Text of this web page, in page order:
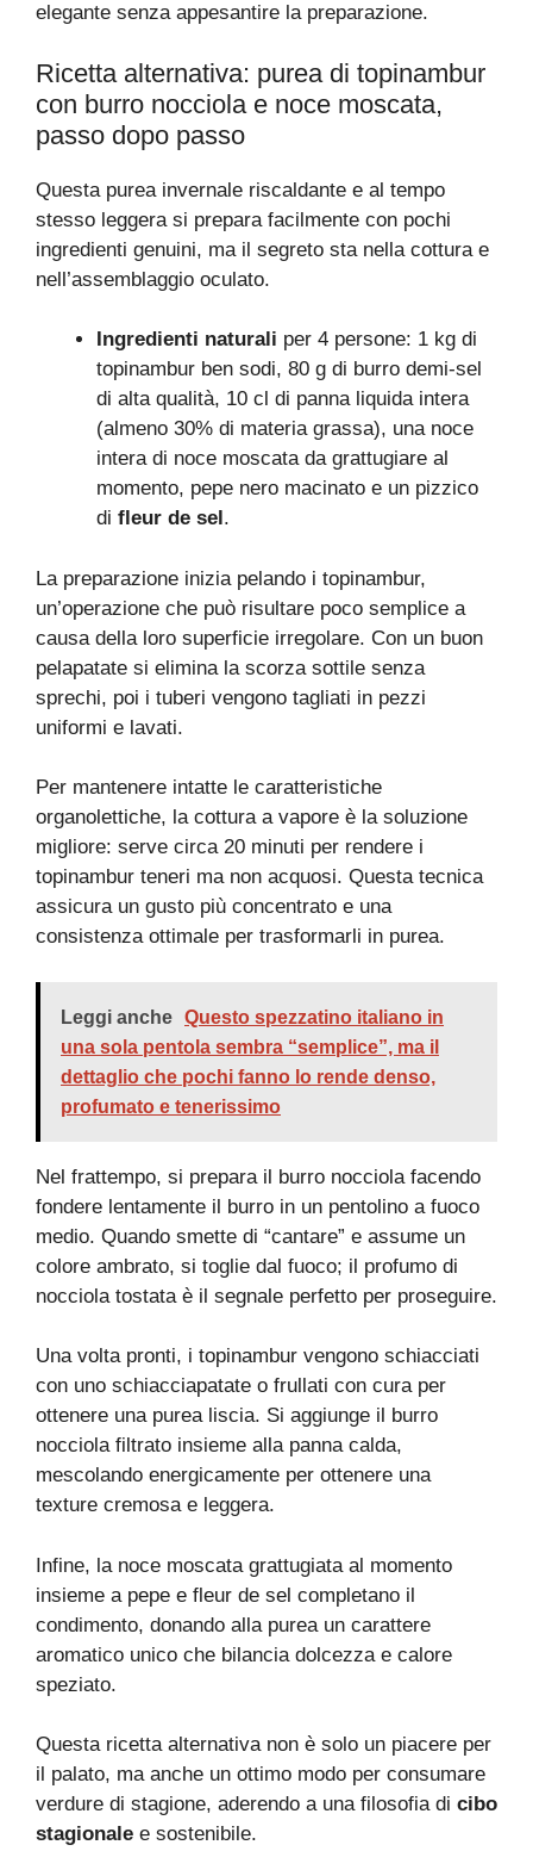
elegante senza appesantire la preparazione.
Ricetta alternativa: purea di topinambur
con burro nocciola e noce moscata,
passo dopo passo
Questa purea invernale riscaldante e al tempo
stesso leggera si prepara facilmente con pochi
ingredienti genuini, ma il segreto sta nella cottura e
nell’assemblaggio oculato.
Ingredienti naturali per 4 persone: 1 kg di
topinambur ben sodi, 80 g di burro demi-sel
di alta qualità, 10 cl di panna liquida intera
(almeno 30% di materia grassa), una noce
intera di noce moscata da grattugiare al
momento, pepe nero macinato e un pizzico
di fleur de sel.
La preparazione inizia pelando i topinambur,
un’operazione che può risultare poco semplice a
causa della loro superficie irregolare. Con un buon
pelapatate si elimina la scorza sottile senza
sprechi, poi i tuberi vengono tagliati in pezzi
uniformi e lavati.
Per mantenere intatte le caratteristiche
organolettiche, la cottura a vapore è la soluzione
migliore: serve circa 20 minuti per rendere i
topinambur teneri ma non acquosi. Questa tecnica
assicura un gusto più concentrato e una
consistenza ottimale per trasformarli in purea.
Leggi anche Questo spezzatino italiano in
una sola pentola sembra “semplice”, ma il
dettaglio che pochi fanno lo rende denso,
profumato e tenerissimo
Nel frattempo, si prepara il burro nocciola facendo
fondere lentamente il burro in un pentolino a fuoco
medio. Quando smette di “cantare” e assume un
colore ambrato, si toglie dal fuoco; il profumo di
nocciola tostata è il segnale perfetto per proseguire.
Una volta pronti, i topinambur vengono schiacciati
con uno schiacciapatate o frullati con cura per
ottenere una purea liscia. Si aggiunge il burro
nocciola filtrato insieme alla panna calda,
mescolando energicamente per ottenere una
texture cremosa e leggera.
Infine, la noce moscata grattugiata al momento
insieme a pepe e fleur de sel completano il
condimento, donando alla purea un carattere
aromatico unico che bilancia dolcezza e calore
speziato.
Questa ricetta alternativa non è solo un piacere per
il palato, ma anche un ottimo modo per consumare
verdure di stagione, aderendo a una filosofia di cibo
stagionale e sostenibile.